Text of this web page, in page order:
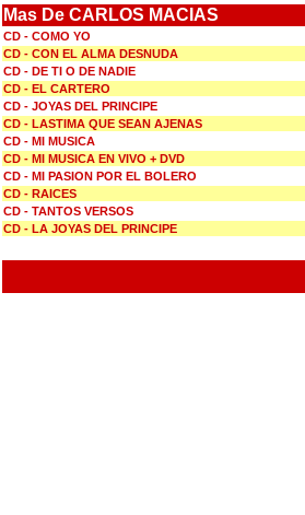
Mas De CARLOS MACIAS
CD - COMO YO
CD - CON EL ALMA DESNUDA
CD - DE TI O DE NADIE
CD - EL CARTERO
CD - JOYAS DEL PRINCIPE
CD - LASTIMA QUE SEAN AJENAS
CD - MI MUSICA
CD - MI MUSICA EN VIVO + DVD
CD - MI PASION POR EL BOLERO
CD - RAICES
CD - TANTOS VERSOS
CD - LA JOYAS DEL PRINCIPE